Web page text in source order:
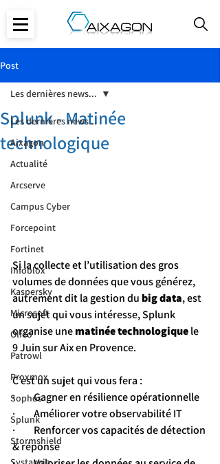
Post
Les dernières news...
Aixagon
Actualité
Arcserve
Campus Cyber
Forcepoint
Fortinet
Infoblox
Kaspersky
Microsoft
Olfeo
Patrowl
Proxmox
Sophos
Splunk
Stormshield
Les dernières news...
Splunk - Matinée
technologique
Si la collecte et l’utilisation des gros
volumes de données que vous générez,
autrement dit la gestion du big data, est
un sujet qui vous intéresse, Splunk
organise une matinée technologique le
9 Juin sur Aix en Provence.
C’est un sujet qui vous fera :
·         Gagner en résilience opérationnelle
·         Améliorer votre observabilité IT
·         Renforcer vos capacités de détection
& réponse